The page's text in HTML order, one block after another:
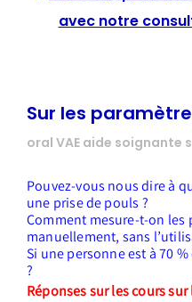
avec notre
Sur les
oral VAE aide
Pouvez-vous nous dire à
une prise de pouls ?
Comment mesure-t-on les
manuellement, sans
Si une personne est à 70 %
?
Réponses sur les cours